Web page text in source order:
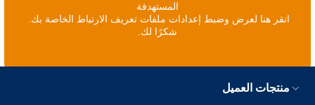
المستهدفة
انقر هنا لعرض وضبط إعدادات ملفات تعريف الارتباط الخاصة بك.
شكرًا لك.
منتجات العميل